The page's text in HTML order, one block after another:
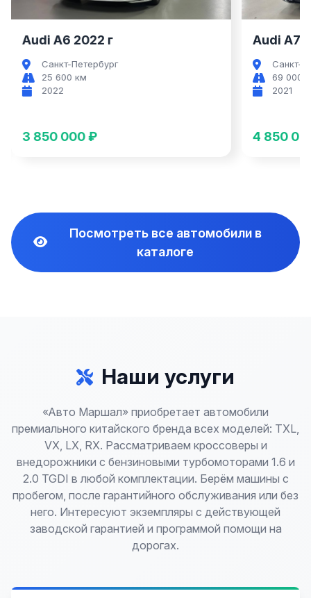
Audi A6 2022 г
Санкт-Петербург
25 600 км
2022
3 850 000 ₽
Audi A7
Санкт-
69 000
2021
4 850
Посмотреть все автомобили в
каталоге
Наши услуги
«Авто Маршал» приобретает автомобили
премиального китайского бренда всех моделей: TXL,
VX, LX, RX. Рассматриваем кроссоверы и
внедорожники с бензиновыми турбомоторами 1.6 и
2.0 TGDI в любой комплектации. Берём машины с
пробегом, после гарантийного обслуживания или без
него. Интересуют экземпляры с действующей
заводской гарантией и программой помощи на
дорогах.